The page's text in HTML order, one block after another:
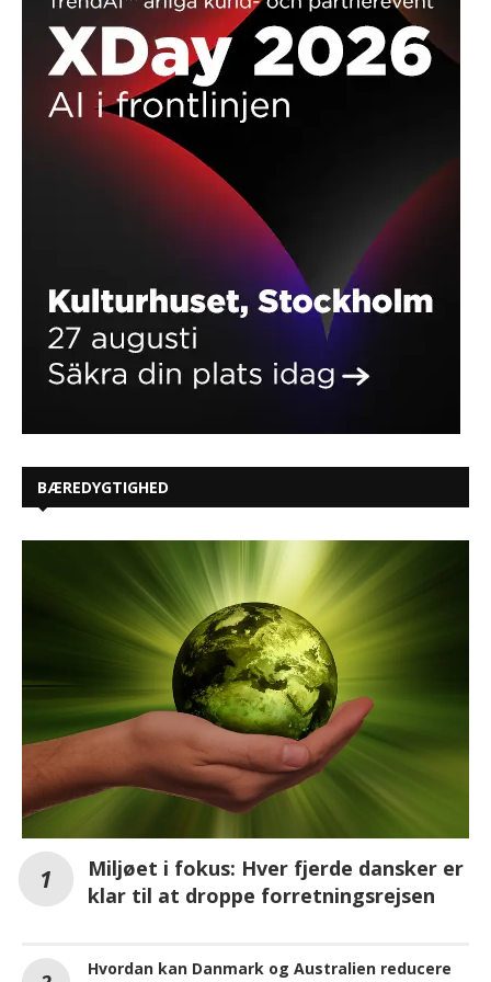
BÆREDYGTIGHED
Miljøet i fokus: Hver fjerde dansker er
klar til at droppe forretningsrejsen
Hvordan kan Danmark og Australien reducere